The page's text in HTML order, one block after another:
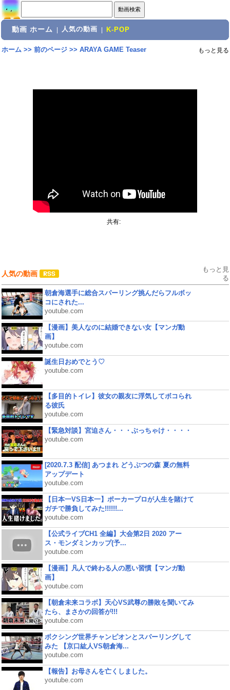
動画 ホーム 人気の動画 K-POP
ホーム>> 前のページ>> ARAYA GAME Teaser もっと見る
共有:
人気の動画
もっと見
る
朝倉海選手に総合スパーリング挑んだらフルボッ
コにされた...
youtube.com
【漫画】美人なのに結婚できない女【マンガ動
画】
youtube.com
誕生日おめでとう♡
youtube.com
【多目的トイレ】彼女の親友に浮気してボコられ
る彼氏
youtube.com
【緊急対談】宮迫さん・・・ぶっちゃけ・・・・
youtube.com
[2020.7.3 配信] あつまれ どうぶつの森 夏の無料
アップデート
youtube.com
【日本一VS日本一】ポーカープロが人生を賭けて
ガチで勝負してみた!!!!!!...
youtube.com
【公式ライブCH1 全編】大会第2日 2020 アー
ス・モンダミンカップ(予...
youtube.com
【漫画】凡人で終わる人の悪い習慣【マンガ動
画】
youtube.com
【朝倉未来コラボ】天心VS武尊の勝敗を聞いてみ
たら、まさかの回答が!!!
youtube.com
ボクシング世界チャンピオンとスパーリングして
みた 【京口紘人VS朝倉海...
youtube.com
【報告】お母さんを亡くしました。
youtube.com